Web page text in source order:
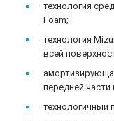
технология
Foam;
технология
всей
передней
технологичный